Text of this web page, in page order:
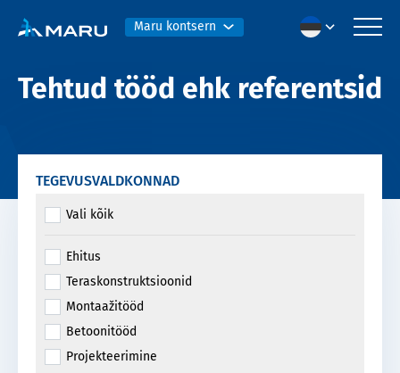
Maru kontsern
Tehtud tööd ehk referentsid
TEGEVUSVALDKONNAD
Vali kõik
Ehitus
Teraskonstruktsioonid
Montaažitööd
Betoonitööd
Projekteerimine